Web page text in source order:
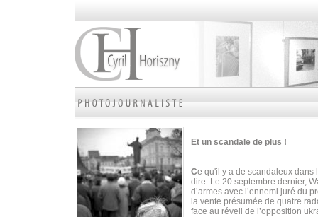
Et un scandale de plus !
Ce qu'il y a de scandaleux dans
dire. Le 20 septembre dernier,
d’armes avec l’ennemi juré du
la vente présumée de quatre
face au réveil de l’opposition